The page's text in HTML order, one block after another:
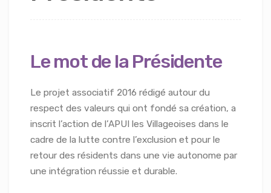
Le mot de la Présidente
Le projet associatif 2016 rédigé autour du
respect des valeurs qui ont fondé sa création, a
inscrit l’action de l’APUI les Villageoises dans le
cadre de la lutte contre l’exclusion et pour le
retour des résidents dans une vie autonome par
une intégration réussie et durable.